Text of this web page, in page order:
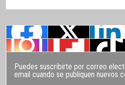
Puedes suscribirte por correo
email cuando se publiquen nuevos